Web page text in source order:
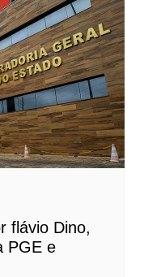
flávio Dino,
PGE e